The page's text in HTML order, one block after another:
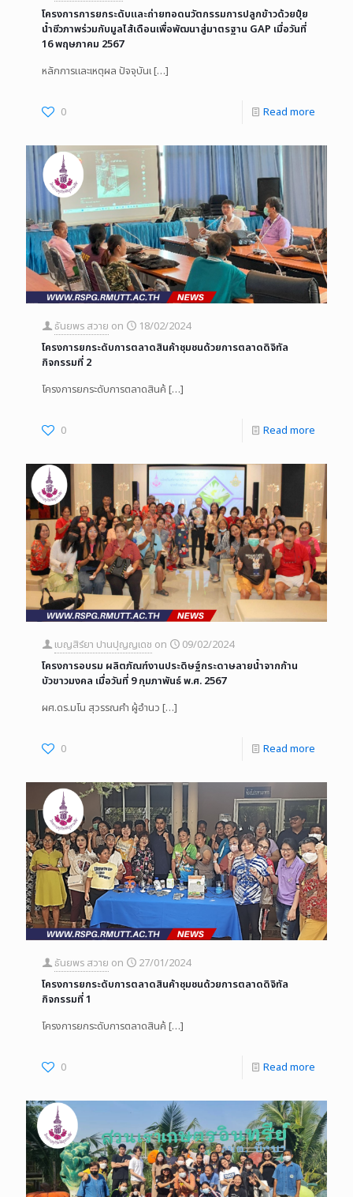
โครงการการยกระดับและถ่ายทอดนวัตกรรมการปลูกข้าวด้วยปุ๋ย
น้ำชีวภาพร่วมกับมูลไส้เดือนเพื่อพัฒนาสู่มาตรฐาน GAP เมื่อวันที่
16 พฤษภาคม 2567
หลักการและเหตุผล ปัจจุบันเ[…]
0 Read more
ธันยพร สวาย on
18/02/2024
โครงการยกระดับการตลาดสินค้าชุมชนด้วยการตลาดดิจิทัล
กิจกรรมที่ 2
โครงการยกระดับการตลาดสินค้ […]
0 Read more
เบญสิร์ยา ปานปุญญเดช on
09/02/2024
โครงการอบรม ผลิตภัณฑ์งานประดิษฐ์กระดาษลายน้ำจากก้าน
บัวขาวมงคล เมื่อวันที่ 9 กุมภาพันธ์ พ.ศ. 2567
ผศ.ดร.มโน สุวรรณคำ ผู้อำนว […]
0 Read more
ธันยพร สวาย on
27/01/2024
โครงการยกระดับการตลาดสินค้าชุมชนด้วยการตลาดดิจิทัล
กิจกรรมที่ 1
โครงการยกระดับการตลาดสินค้ […]
0 Read more